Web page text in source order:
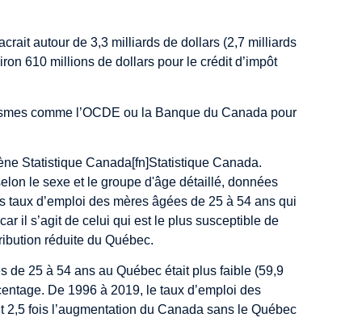
autour de 3,3 milliards de dollars (2,7 milliards
610 millions de dollars pour le crédit d’impôt
comme l’OCDE ou la Banque du Canada pour
Statistique Canada[fn]Statistique Canada.
le sexe et le groupe d'âge détaillé, données
d’emploi des mères âgées de 25 à 54 ans qui
il s’agit de celui qui est le plus susceptible de
réduite du Québec.
de 25 à 54 ans au Québec était plus faible (59,9
De 1996 à 2019, le taux d’emploi des
fois l’augmentation du Canada sans le Québec